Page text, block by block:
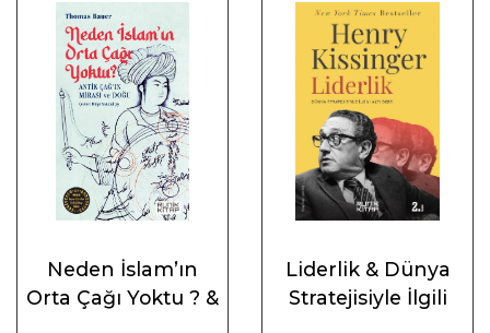
Neden İslam’ın
Orta Çağı Yoktu ? &
Liderlik & Dünya
Stratejisiyle İlgili